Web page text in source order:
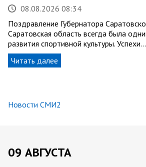
08.08.2026 08:34
Поздравление Губернатора
Саратовская область всегда была
развития спортивной культуры. Успехи…
Читать далее
Новости СМИ2
09 АВГУСТА